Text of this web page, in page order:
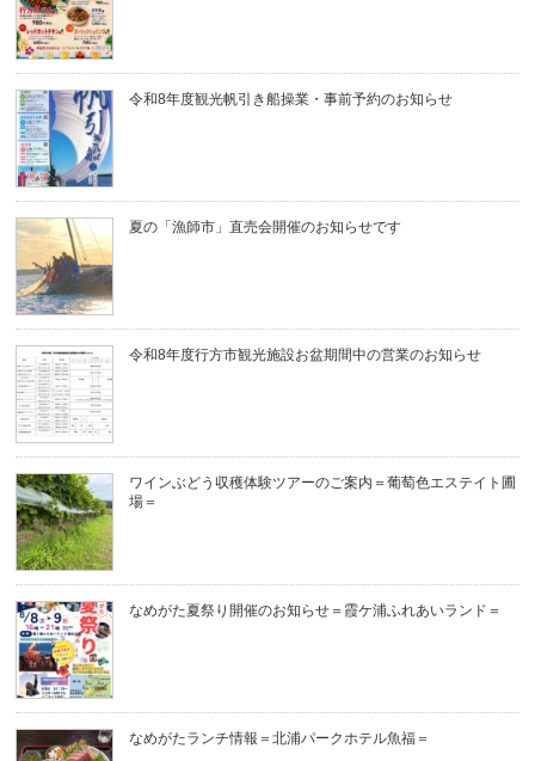
令和8年度観光帆引き船操業・事前予約のお知らせ
夏の「漁師市」直売会開催のお知らせです
令和8年度行方市観光施設お盆期間中の営業のお知らせ
ワインぶどう収穫体験ツアーのご案内＝葡萄色エステイト圃
場＝
なめがた夏祭り開催のお知らせ＝霞ケ浦ふれあいランド＝
なめがたランチ情報＝北浦パークホテル魚福＝